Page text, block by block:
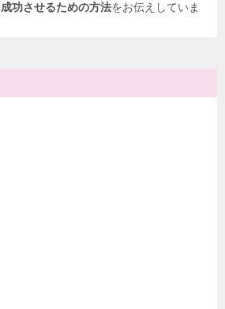
功させるための方法をお伝えしていま